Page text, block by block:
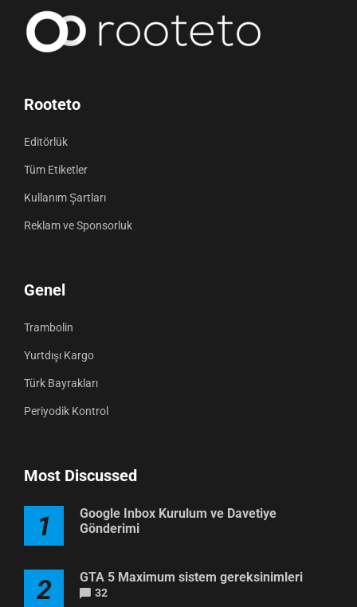
Rooteto
Editörlük
Tüm Etiketler
Kullanım Şartları
Reklam ve Sponsorluk
Genel
Trambolin
Yurtdışı Kargo
Türk Bayrakları
Periyodik Kontrol
Most Discussed
1
Google Inbox Kurulum ve Davetiye
Gönderimi
2 GTA 5 Maximum sistem gereksinimleri
32